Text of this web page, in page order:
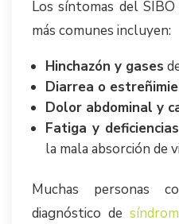
Los síntomas del
más comunes incluyen:
Hinchazón y gases
Diarrea o
Dolor abdominal y
Fatiga y
la mala absorción de
Muchas personas
diagnóstico de